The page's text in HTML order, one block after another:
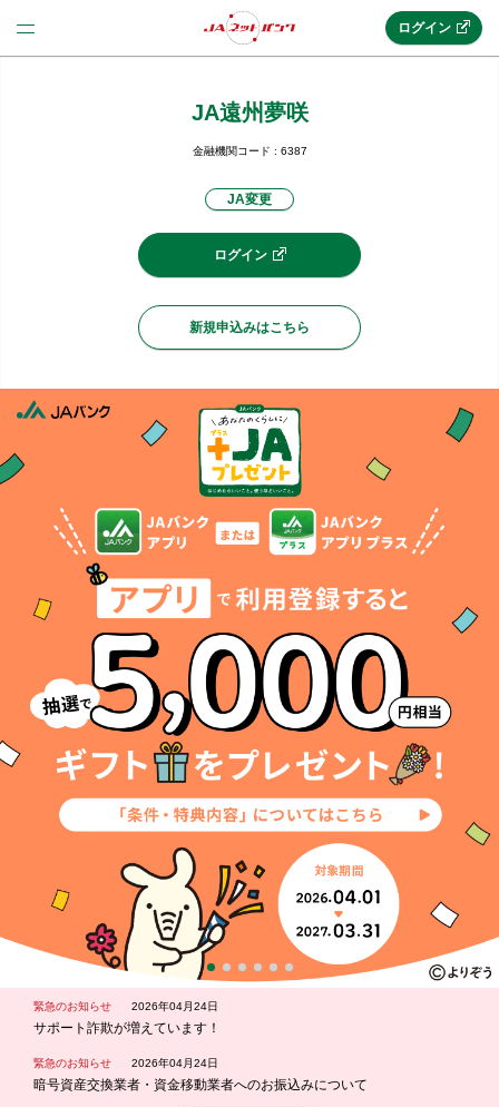
法人のお客様はこちら
新規申込み
JAネットバンクトップ
機能・サービス
セキュリティ
困った時は
ログイン
JA遠州夢咲
金融機関コード : 6387
JA変更
ログイン
新規申込みはこちら
緊急のお知らせ 2026年04月24日
サポート詐欺が増えています！
緊急のお知らせ 2026年04月24日
暗号資産交換業者・資金移動業者へのお振込みについて